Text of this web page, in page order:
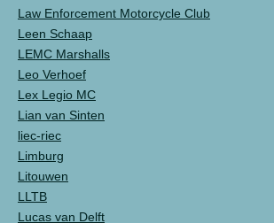
Law Enforcement Motorcycle Club
Leen Schaap
LEMC Marshalls
Leo Verhoef
Lex Legio MC
Lian van Sinten
liec-riec
Limburg
Litouwen
LLTB
Lucas van Delft